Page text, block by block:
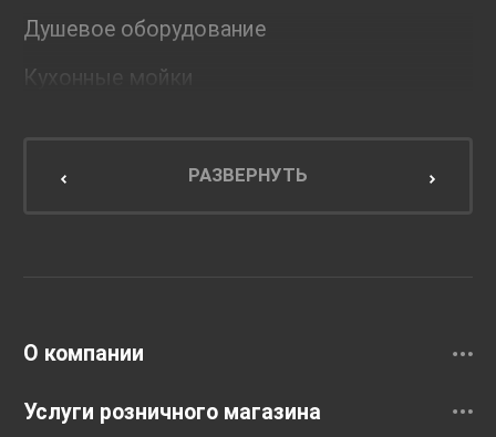
Душевое оборудование
Кухонные мойки
Мебель для кухниРАЗВЕРНУТЬ
О компании
Услуги розничного магазина